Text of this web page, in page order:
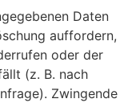
Daten
auffordern,
oder der
(z. B. nach
Zwingende